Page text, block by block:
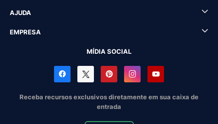
AJUDA
EMPRESA
MÍDIA SOCIAL
Receba recursos exclusivos diretamente em sua caixa de
entrada